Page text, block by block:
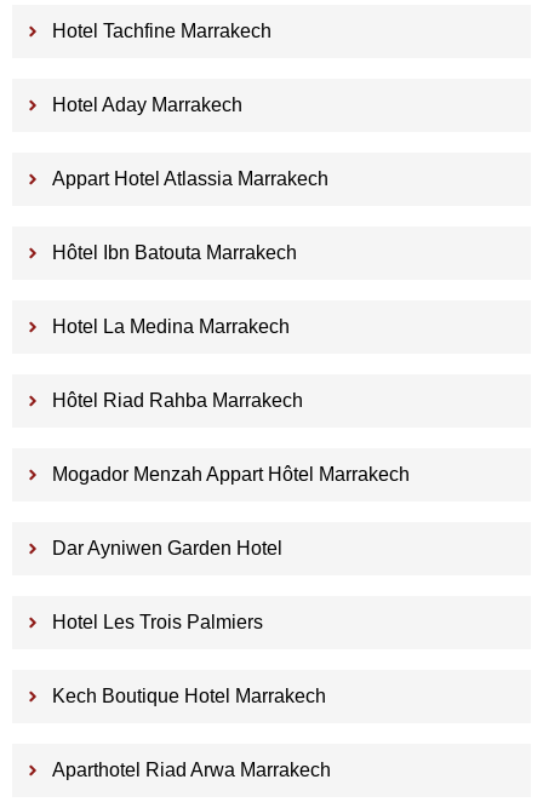
Hotel Tachfine Marrakech
Hotel Aday Marrakech
Appart Hotel Atlassia Marrakech
Hôtel Ibn Batouta Marrakech
Hotel La Medina Marrakech
Hôtel Riad Rahba Marrakech
Mogador Menzah Appart Hôtel Marrakech
Dar Ayniwen Garden Hotel
Hotel Les Trois Palmiers
Kech Boutique Hotel Marrakech
Aparthotel Riad Arwa Marrakech